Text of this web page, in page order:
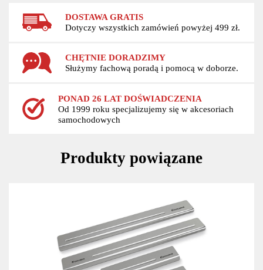
DOSTAWA GRATIS
Dotyczy wszystkich zamówień powyżej 499 zł.
CHĘTNIE DORADZIMY
Służymy fachową poradą i pomocą w doborze.
PONAD 26 LAT DOŚWIADCZENIA
Od 1999 roku specjalizujemy się w akcesoriach
samochodowych
Produkty powiązane